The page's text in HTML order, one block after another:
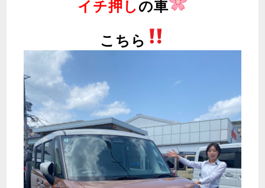
イチ押しの車
こちら